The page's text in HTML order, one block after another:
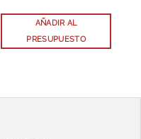
AÑADIR AL
PRESUPUESTO